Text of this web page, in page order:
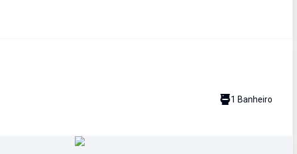
1 Banheiro